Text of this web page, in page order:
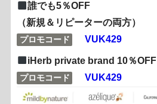
誰でも5％OFF
（新規＆リピーターの両方）
プロモコード VUK429
iHerb private brand 10％OFF
プロモコード VUK429